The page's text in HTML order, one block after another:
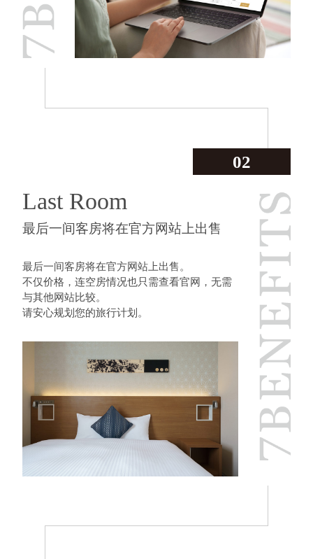
02
Last Room
最后一间客房将在官方网站上出售
最后一间客房将在官方网站上出售。
不仅价格，连空房情况也只需查看官网，无需
与其他网站比较。
请安心规划您的旅行计划。